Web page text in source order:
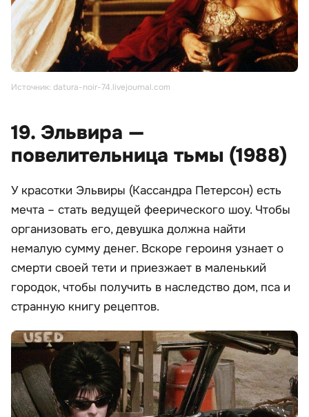
Источник: datura-noir-74.livejournal.com
19. Эльвира —
повелительница тьмы (1988)
У красотки Эльвиры (Кассандра Петерсон) есть
мечта – стать ведущей феерического шоу. Чтобы
организовать его, девушка должна найти
немалую сумму денег. Вскоре героиня узнает о
смерти своей тети и приезжает в маленький
городок, чтобы получить в наследство дом, пса и
странную книгу рецептов.